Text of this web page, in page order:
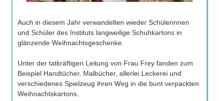
Auch in diesem Jahr verwandelten wieder Schülerinnen
und Schüler des Instituts langweilige Schuhkartons in
glänzende Weihnachtsgeschenke.
Unter der tatkräftigen Leitung von Frau Frey fanden zum
Beispiel Handtücher, Malbücher, allerlei Leckerei und
verschiedenes Spielzeug ihren Weg in die bunt verpackten
Weihnachtskartons.